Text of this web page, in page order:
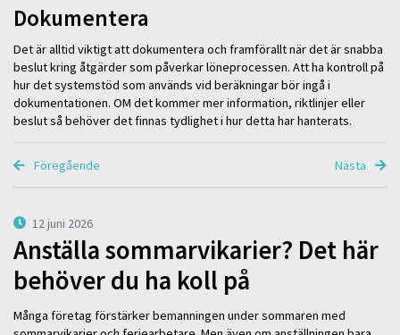
Dokumentera
Det är alltid viktigt att dokumentera och framförallt när det är snabba
beslut kring åtgärder som påverkar löneprocessen. Att ha kontroll på
hur det systemstöd som används vid beräkningar bör ingå i
dokumentationen. OM det kommer mer information, riktlinjer eller
beslut så behöver det finnas tydlighet i hur detta har hanterats.
Föregående Nästa
12 juni 2026
Anställa sommarvikarier? Det här
behöver du ha koll på
Många företag förstärker bemanningen under sommaren med